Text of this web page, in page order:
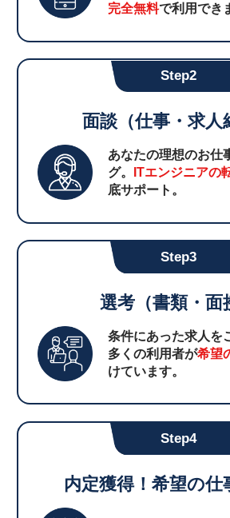
完全無料で利用でき
Step2
面談（仕事・求人
あなたの理想のお仕
グ。 ITエンジニアの
底サポート。
Step3
選考（書類・面
条件にあった求人を
多くの利用者が希望
けています。
Step4
内定獲得！希望の仕